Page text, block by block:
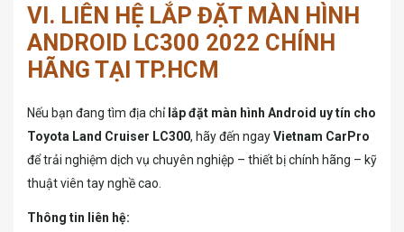
VI. LIÊN HỆ LẮP ĐẶT MÀN HÌNH
ANDROID LC300 2022 CHÍNH
HÃNG TẠI TP.HCM
Nếu bạn đang tìm địa chỉ lắp đặt màn hình Android uy tín cho
Toyota Land Cruiser LC300, hãy đến ngayVietnam CarPro
để trải nghiệm dịch vụ chuyên nghiệp – thiết bị chính hãng – kỹ
thuật viên tay nghề cao.
Thông tin liên hệ: